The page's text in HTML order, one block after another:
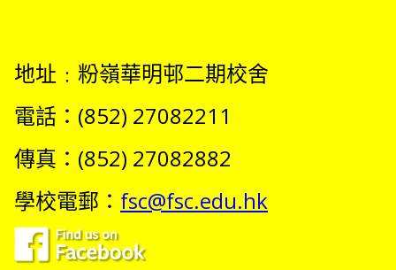
地址﹕粉嶺華明邨二期校舍
電話：(852) 27082211
傳真：(852) 27082882
學校電郵： fsc@fsc.edu.hk